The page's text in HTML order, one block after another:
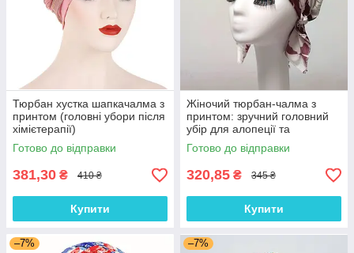
Тюрбан хустка шапкачалма з
принтом (головні убори після
хімієтерапії)
Готово до відправки
381,30 ₴ 410 ₴
Купити
Жіночий тюрбан-чалма з
принтом: зручний головний
убір для алопеції та
відновлення після
хімієтерапії
Готово до відправки
320,85 ₴ 345 ₴
Купити
–7% –7%